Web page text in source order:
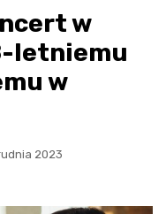
w
letniemu
w
2023